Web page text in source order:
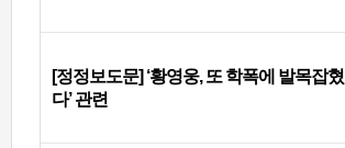
[정정보도문] ‘황영웅, 또 학폭에 발목잡혔
다’ 관련